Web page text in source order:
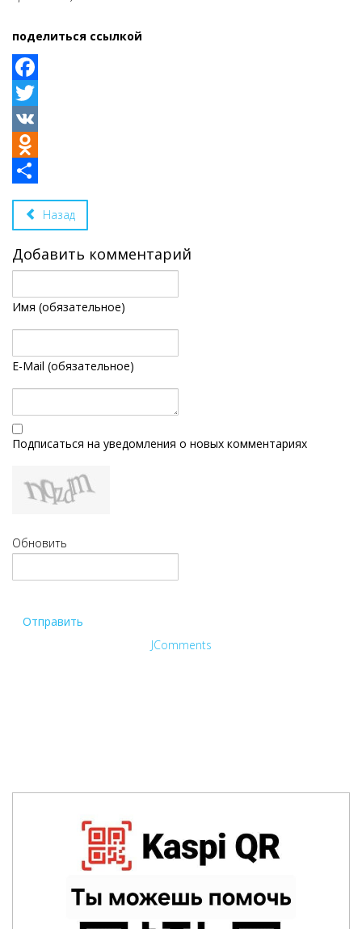
поделиться ссылкой
Facebook
Twitter
VK
Odnoklassniki
Share
Назад
Добавить комментарий
Имя (обязательное)
E-Mail (обязательное)
Подписаться на уведомления о новых комментариях
Обновить
Отправить
JComments